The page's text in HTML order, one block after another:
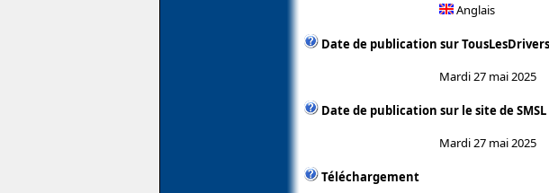
Anglais
Date de publication sur
Mardi 27 mai 2025
Date de publication sur le site de SMSL
Mardi 27 mai 2025
Téléchargement